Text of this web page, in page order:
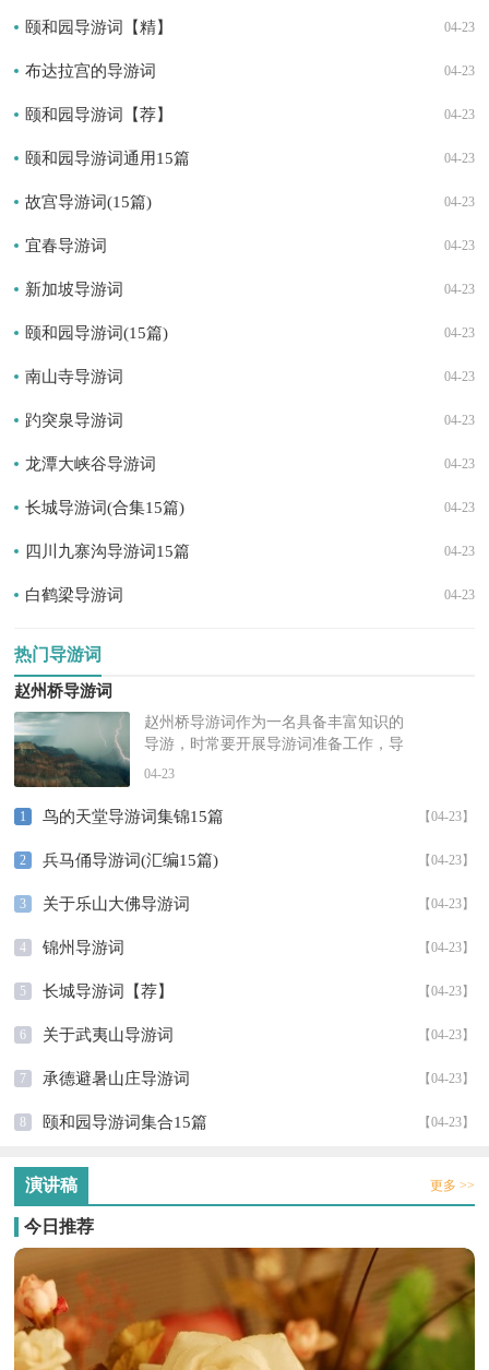
04-23
颐和园导游词【精】
04-23
布达拉宫的导游词
04-23
颐和园导游词【荐】
04-23
颐和园导游词通用15篇
04-23
故宫导游词(15篇)
04-23
宜春导游词
04-23
新加坡导游词
04-23
颐和园导游词(15篇)
04-23
南山寺导游词
04-23
趵突泉导游词
04-23
龙潭大峡谷导游词
04-23
长城导游词(合集15篇)
04-23
四川九寨沟导游词15篇
04-23
白鹤梁导游词
热门导游词
赵州桥导游词
赵州桥导游词作为一名具备丰富知识的
导游，时常要开展导游词准备工作，导
游词的主要特点是口语化，此外还具有
么...
04-23
1 【04-23】
鸟的天堂导游词集锦15篇
2 【04-23】
兵马俑导游词(汇编15篇)
3 【04-23】
关于乐山大佛导游词
4 【04-23】
锦州导游词
5 【04-23】
长城导游词【荐】
6 【04-23】
关于武夷山导游词
7 【04-23】
承德避暑山庄导游词
8 【04-23】
颐和园导游词集合15篇
演讲稿 更多 >>
今日推荐